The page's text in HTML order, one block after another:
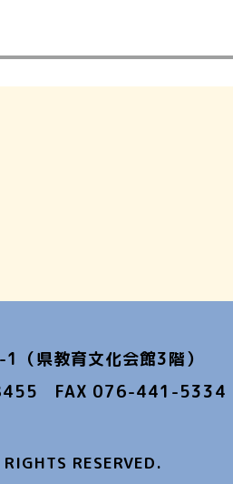
（県教育文化会館3階）
FAX 076-441-5334
RESERVED.